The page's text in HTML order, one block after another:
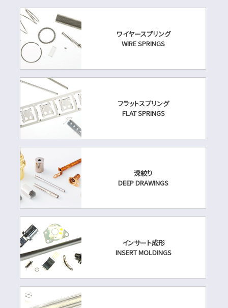
ワイヤースプリング
WIRE SPRINGS
フラットスプリング
FLAT SPRINGS
深絞り
DEEP DRAWINGS
インサート成形
INSERT MOLDINGS